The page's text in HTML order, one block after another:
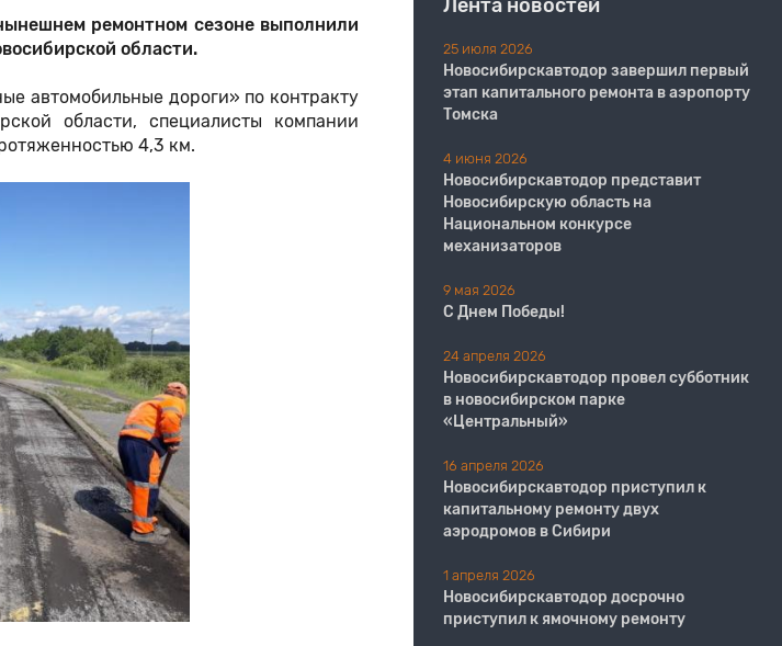
ремонтном сезоне выполнили
области.
автомобильные дороги» по контракту
области, специалисты компании
4,3 км.
Лента новостей
25 июля 2026
Новосибирскавтодор завершил первый
этап капитального ремонта в аэропорту
Томска
4 июня 2026
Новосибирскавтодор представит
Новосибирскую область на
Национальном конкурсе
механизаторов
9 мая 2026
С Днем Победы!
24 апреля 2026
Новосибирскавтодор провел субботник
в новосибирском парке
«Центральный»
16 апреля 2026
Новосибирскавтодор приступил к
капитальному ремонту двух
аэродромов в Сибири
1 апреля 2026
Новосибирскавтодор досрочно
приступил к ямочному ремонту